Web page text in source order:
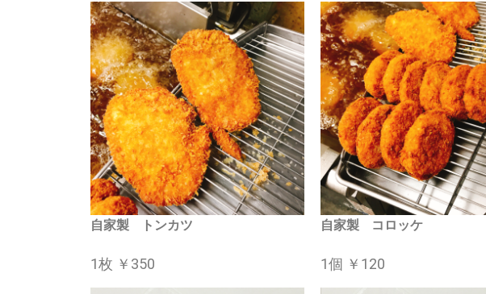
自家製 トンカツ
1枚 ￥350
自家製 コロッケ
1個 ￥120